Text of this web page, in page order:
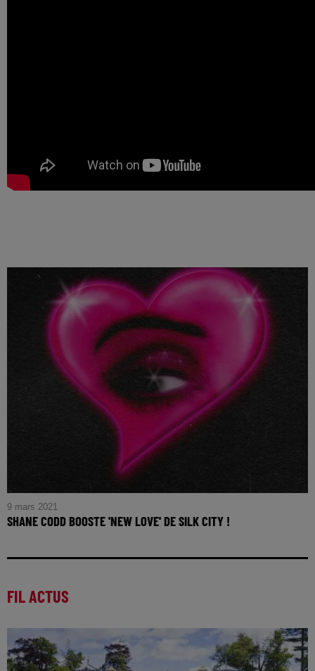
9 mars 2021
SHANE CODD BOOSTE 'NEW LOVE' DE SILK CITY !
FIL ACTUS